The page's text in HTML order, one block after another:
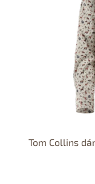
Tom Collins